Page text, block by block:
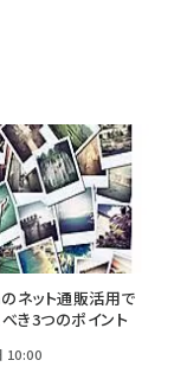
ネット通販活用で
き3つのポイント
10:00